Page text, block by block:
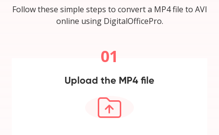
Follow these simple steps to convert a MP4 file to AVI
online using DigitalOfficePro.
01
Upload the MP4 file